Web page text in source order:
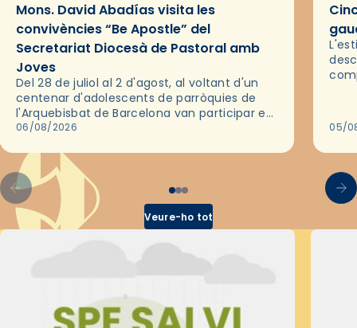
Mons. David Abadías visita les
convivències “Be Apostle” del
Secretariat Diocesà de Pastoral amb
Joves
Del 28 de juliol al 2 d'agost, al voltant d'un
centenar d'adolescents de parròquies de
l'Arquebisbat de Barcelona van participar en
les convivències Be Apostle, organitzades
06/08/2026 05/
Veure-ho tot